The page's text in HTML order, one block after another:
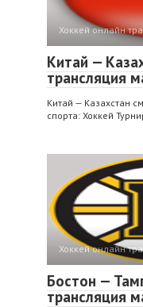
Хоккей онлайн
Китай —
трансляция
Китай — Казахстан
спорта: Хоккей
Хоккей онлайн
Бостон —
трансляция